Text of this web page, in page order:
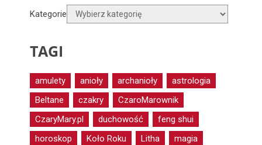
Kategorie
TAGI
amulety anioły archanioły
astrologia
Beltane
czakry
CzaroMarownik
CzaryMary.pl
duchowość
feng shui
horoskop
Koło Roku Litha
magia